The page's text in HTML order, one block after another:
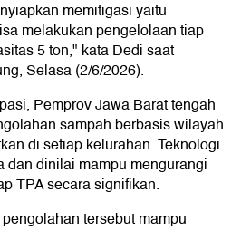
memitigasi yaitu
melakukan pengelolaan tiap
5 ton," kata Dedi saat
Selasa (2/6/2026).
Pemprov Jawa Barat tengah
sampah berbasis wilayah
di setiap kelurahan. Teknologi
dan dinilai mampu mengurangi
TPA secara signifikan.
tersebut mampu